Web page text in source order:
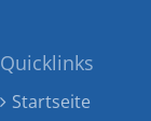
Quicklinks
Startseite